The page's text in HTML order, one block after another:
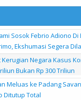
Sosok Febrio Adiono Di
Ekshumasi Segera
Kerugian Negara Kasus
Bukan Rp 300 Triliun
Meluas ke Padang
Ditutup Total